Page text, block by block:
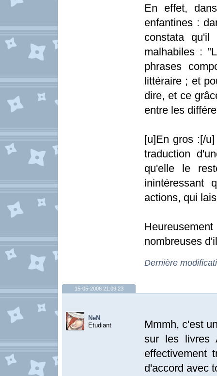
En effet,
enfantines :
constata
malhabiles :
phrases
littéraire ; et
dire, et ce
entre les
[u]En gros :[/
traduction
qu'elle le
inintéressant
actions, qui
nombreuses
Dernière
15-05-2008 21:09:23
NeN
Etudiant
Mmmh, c'est
sur les livres
effectivement
d'accord avec